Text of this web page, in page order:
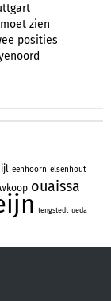
zien
posities
eenhoorn elsenhout
ouaissa
tengstedt ueda